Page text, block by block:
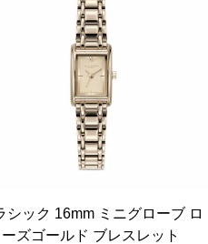
シック 16mm ミニグローブ ロ
ーズゴールド ブレスレット